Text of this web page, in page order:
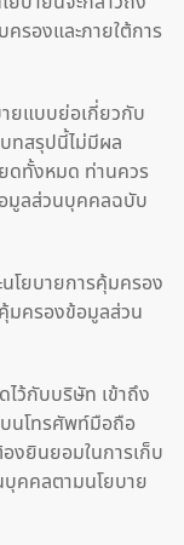
รองและภายใต้การ
ยแบบย่อเกี่ยวกับ
ทสรุปนี้ไม่มีผล
ดทั้งหมด ท่านควร
อมูลส่วนบุคคลฉบับ
โยบายการคุ้มครอง
มครองข้อมูลส่วน
ไว้กับบริษัท เข้าถึง
นโทรศัพท์มือถือ
งยินยอมในการเก็บ
บุคคลตามนโยบาย